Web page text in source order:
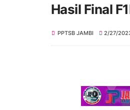
Hasil Final
PPTSB JAMBI 2/27/